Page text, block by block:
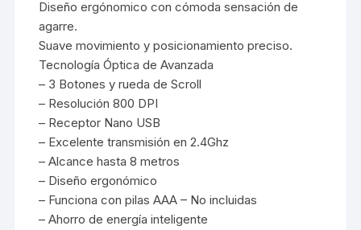
Diseño ergónomico con cómoda sensación de
agarre.
Suave movimiento y posicionamiento preciso.
Tecnología Óptica de Avanzada
– 3 Botones y rueda de Scroll
– Resolución 800 DPI
– Receptor Nano USB
– Excelente transmisión en 2.4Ghz
– Alcance hasta 8 metros
– Diseño ergonómico
– Funciona con pilas AAA – No incluidas
– Ahorro de energía inteligente